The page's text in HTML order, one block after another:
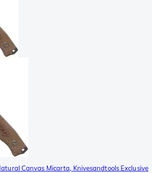
Canvas Micarta, Knivesandtools Exclusive